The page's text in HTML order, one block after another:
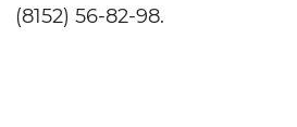
(8152) 56-82-98.